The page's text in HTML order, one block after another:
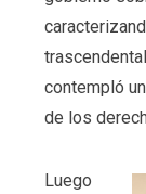
contempló
de los
Luego